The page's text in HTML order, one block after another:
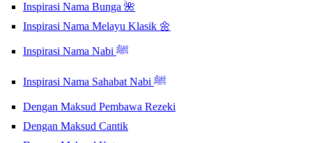
Inspirasi Nama Bunga 🌺
Inspirasi Nama Melayu Klasik 🌼
Inspirasi Nama Nabi ﷺ
Inspirasi Nama Sahabat Nabi ﷺ
Dengan Maksud Pembawa Rezeki
Dengan Maksud Cantik